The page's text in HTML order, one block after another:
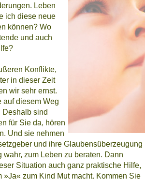
Leben
ich diese neue
können? Wo
und auch
Konflikte,
in dieser Zeit
wir sehr ernst.
auf diesem Weg
Deshalb sind
für Sie da, hören
Und sie nehmen
und ihre Glaubensüberzeugung
wahr, zum Leben zu beraten. Dann
Situation auch ganz praktische Hilfe,
»Ja« zum Kind Mut macht. Kommen Sie